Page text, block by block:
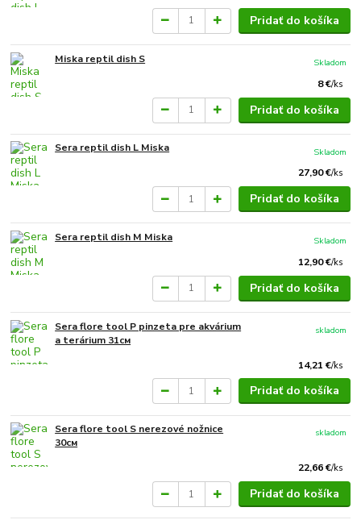
Pridať do košíka
Miska reptil dish S
8 €/ks
Skladom
Pridať do košíka
Sera reptil dish L Miska
27,90 €/ks
Skladom
Pridať do košíka
Sera reptil dish M Miska
12,90 €/ks
Skladom
Pridať do košíka
Sera flore tool P pinzeta pre akvárium
a terárium 31см
14,21 €/ks
skladom
Pridať do košíka
Sera flore tool S nerezové nožnice
30см
22,66 €/ks
skladom
Pridať do košíka